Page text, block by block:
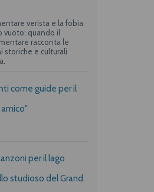
verista e la fobia
vuoto: quando il
racconta le
storiche e culturali
come guide per il
per il lago
studioso del Grand